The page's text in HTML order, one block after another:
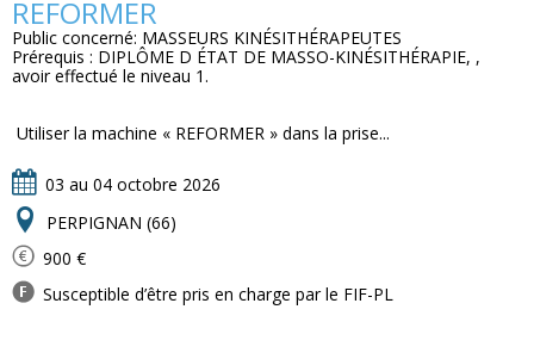
REFORMER
Public concerné: MASSEURS KINÉSITHÉRAPEUTES
Prérequis : DIPLÔME D ÉTAT DE MASSO-KINÉSITHÉRAPIE, ,
avoir effectué le niveau 1.
 Utiliser la machine « REFORMER » dans la prise...
03 au 04 octobre 2026
PERPIGNAN (66)
900 €
Susceptible d’être pris en charge par le FIF-PL